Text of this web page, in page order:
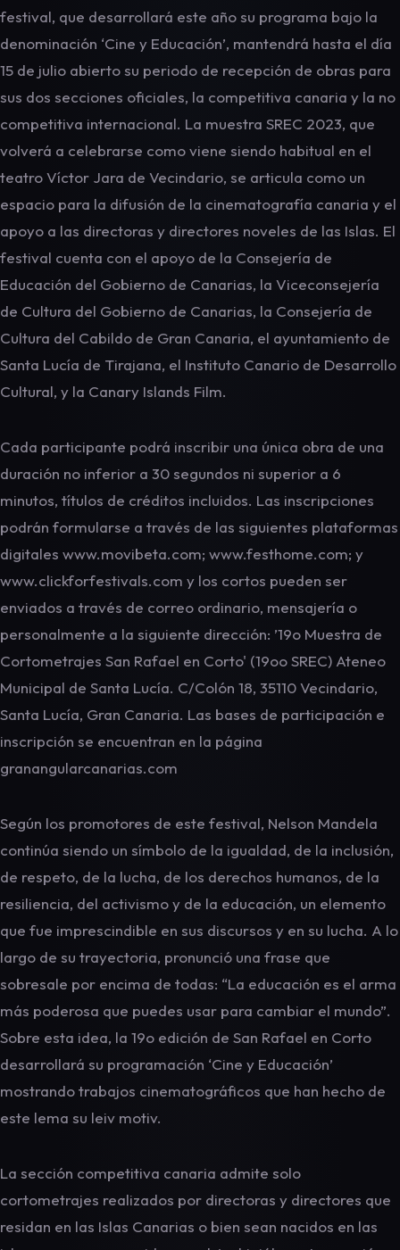
festival, que desarrollará este año su programa bajo la
denominación ‘Cine y Educación’, mantendrá hasta el día
15 de julio abierto su periodo de recepción de obras para
sus dos secciones oficiales, la competitiva canaria y la no
competitiva internacional. La muestra SREC 2023, que
volverá a celebrarse como viene siendo habitual en el
teatro Víctor Jara de Vecindario, se articula como un
espacio para la difusión de la cinematografía canaria y el
apoyo a las directoras y directores noveles de las Islas. El
festival cuenta con el apoyo de la Consejería de
Educación del Gobierno de Canarias, la Viceconsejería
de Cultura del Gobierno de Canarias, la Consejería de
Cultura del Cabildo de Gran Canaria, el ayuntamiento de
Santa Lucía de Tirajana, el Instituto Canario de Desarrollo
Cultural, y la Canary Islands Film.
Cada participante podrá inscribir una única obra de una
duración no inferior a 30 segundos ni superior a 6
minutos, títulos de créditos incluidos. Las inscripciones
podrán formularse a través de las siguientes plataformas
digitales www.movibeta.com; www.festhome.com; y
www.clickforfestivals.com y los cortos pueden ser
enviados a través de correo ordinario, mensajería o
personalmente a la siguiente dirección: ’19o Muestra de
Cortometrajes San Rafael en Corto' (19oo SREC) Ateneo
Municipal de Santa Lucía. C/Colón 18, 35110 Vecindario,
Santa Lucía, Gran Canaria. Las bases de participación e
inscripción se encuentran en la página
granangularcanarias.com
Según los promotores de este festival, Nelson Mandela
continúa siendo un símbolo de la igualdad, de la inclusión,
de respeto, de la lucha, de los derechos humanos, de la
resiliencia, del activismo y de la educación, un elemento
que fue imprescindible en sus discursos y en su lucha. A lo
largo de su trayectoria, pronunció una frase que
sobresale por encima de todas: “La educación es el arma
más poderosa que puedes usar para cambiar el mundo”.
Sobre esta idea, la 19o edición de San Rafael en Corto
desarrollará su programación ‘Cine y Educación’
mostrando trabajos cinematográficos que han hecho de
este lema su leiv motiv.
La sección competitiva canaria admite solo
cortometrajes realizados por directoras y directores que
residan en las Islas Canarias o bien sean nacidos en las